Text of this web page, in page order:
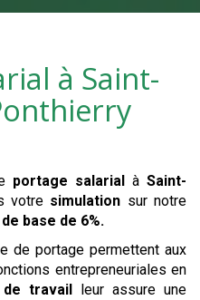
à Saint-
portage salarialà Saint-
votre simulation sur notre
base de 6%.
de portage permettent aux
entrepreneuriales en
travail leur assure une